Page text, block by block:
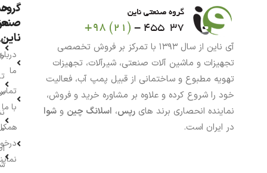
آی ناین از سال ۱۳۹۳ با تمرکز بر فروش تخصصی
تجهیزات و ماشین آلات صنعتی، شیرآلات، تجهیزات
تهویه مطبوع و ساختمانی از قبیل پمپ آب، فعالیت
خود را شروع کرده و علاوه بر مشاوره خرید و فروش،
نماینده انحصاری برند های رپس، اسلانگ چین و شوا
در ایران است.
گروه
ناین
ما
با ما